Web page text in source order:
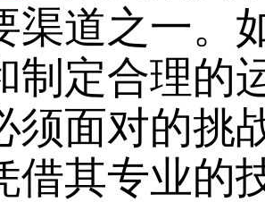
渠道之一。
制定合理的
须面对的挑
借其专业的